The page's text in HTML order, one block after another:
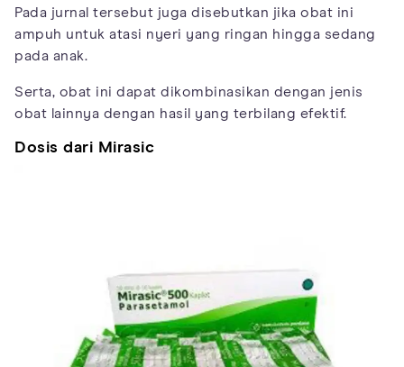
Pada jurnal tersebut juga disebutkan jika obat ini
ampuh untuk atasi nyeri yang ringan hingga sedang
pada anak.
Serta, obat ini dapat dikombinasikan dengan jenis
obat lainnya dengan hasil yang terbilang efektif.
Dosis dari Mirasic